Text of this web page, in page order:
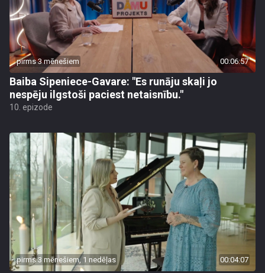
pirms 3 mēnešiem 00:06:57
Baiba Sipeniece-Gavare: "Es runāju skaļi jo
nespēju ilgstoši paciest netaisnību."
10. epizode
pirms 3 mēnešiem, 1 nedēļas 00:04:07